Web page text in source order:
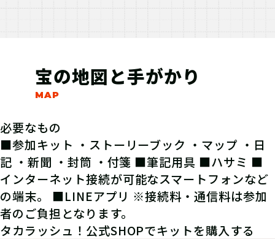
宝の地図と手がかり
必要なもの
■参加キット ・ストーリーブック ・マップ ・日
記 ・新聞 ・封筒 ・付箋 ■筆記用具 ■ハサミ ■
インターネット接続が可能なスマートフォンなど
の端末。 ■LINEアプリ ※接続料・通信料は参加
者のご負担となります。
タカラッシュ！公式SHOPでキットを購入する